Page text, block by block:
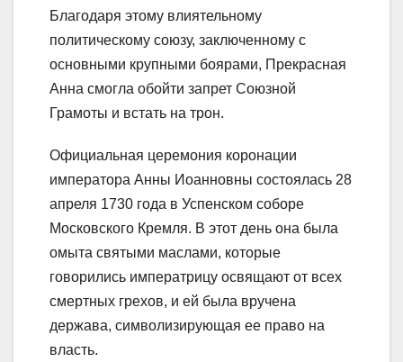
Благодаря этому влиятельному
политическому союзу, заключенному с
основными крупными боярами, Прекрасная
Анна смогла обойти запрет Союзной
Грамоты и встать на трон.
Официальная церемония коронации
императора Анны Иоанновны состоялась 28
апреля 1730 года в Успенском соборе
Московского Кремля. В этот день она была
омыта святыми маслами, которые
говорились императрицу освящают от всех
смертных грехов, и ей была вручена
держава, символизирующая ее право на
власть.